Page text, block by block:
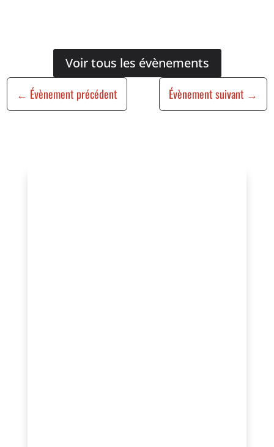
Voir tous les évènements
← Évènement précédent Évènement suivant →